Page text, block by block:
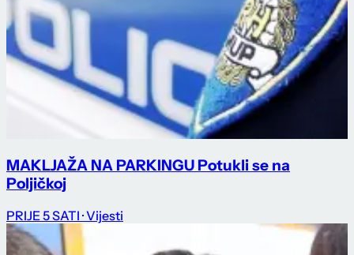
MAKLJAŽA NA PARKINGU Potukli se na
Poljičkoj
PRIJE 5 SATI · Vijesti